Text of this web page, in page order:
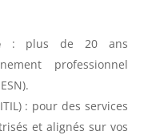
: plus de 20 ans
professionnel
: pour des services
et alignés sur vos